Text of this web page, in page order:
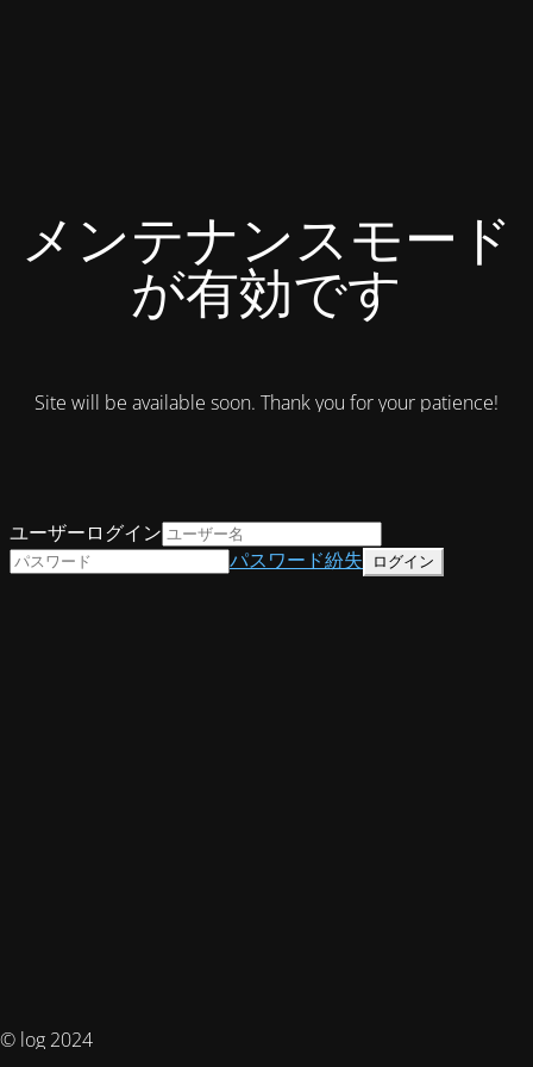
メンテナンスモード
が有効です
Site will be available soon. Thank you for your patience!
© log 2024
ユーザーログイン
パスワード紛失